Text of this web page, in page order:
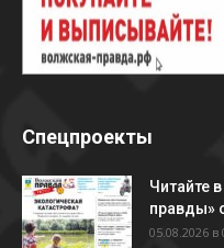
Спецпроекты
Читайте
правды»
05.08.2026 в